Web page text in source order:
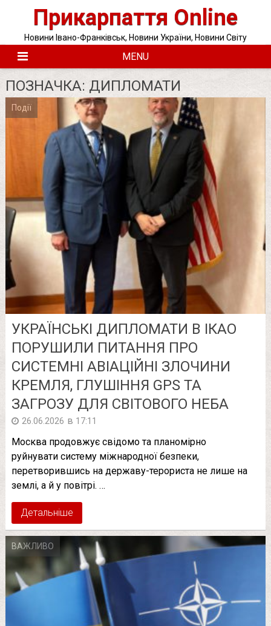
Прикарпаття Online
Новини Івано-Франківськ, Новини України, Новини Світу
MENU
ПОЗНАЧКА: ДИПЛОМАТИ
Події
УКРАЇНСЬКІ ДИПЛОМАТИ В ІКАО
ПОРУШИЛИ ПИТАННЯ ПРО
СИСТЕМНІ АВІАЦІЙНІ ЗЛОЧИНИ
КРЕМЛЯ, ГЛУШІННЯ GPS ТА
ЗАГРОЗУ ДЛЯ СВІТОВОГО НЕБА
26.06.2026 в 17:11
Москва продовжує свідомо та планомірно
руйнувати систему міжнародної безпеки,
перетворившись на державу-терориста не лише на
землі, а й у повітрі. …
Детальніше
ВАЖЛИВО